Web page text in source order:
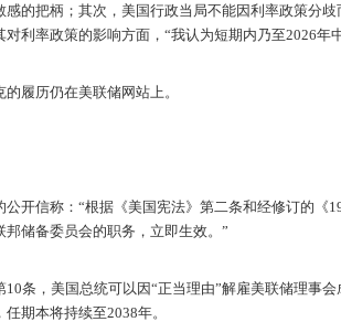
感的把柄；其次，美国行政当局不能因利率政策分
对利率政策的影响方面，“我认为短期内乃至2026年
履历仍在美联储网站上。
公开信称：“根据《美国宪法》第二条和经修订的《
邦储备委员会的职务，立即生效。”
10条，美国总统可以因“正当理由”解雇美联储理事
期本将持续至2038年。